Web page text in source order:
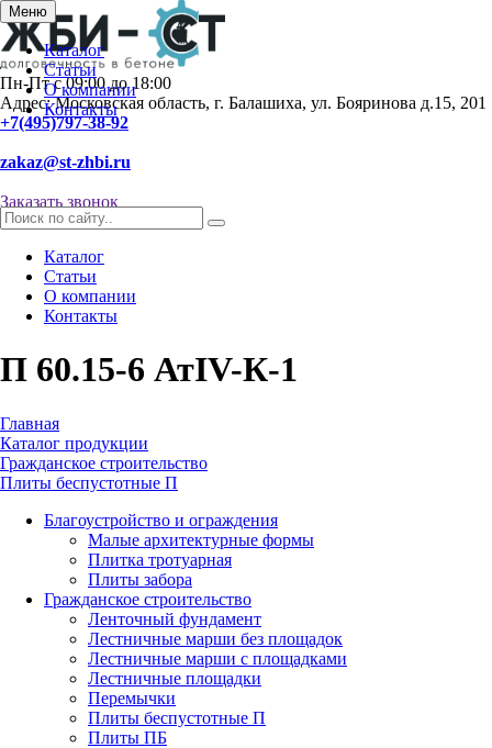
Меню
Каталог
Статьи
О компании
Контакты
Пн-Пт с 09:00 до 18:00
Адрес: Московская область, г. Балашиха, ул. Бояринова д.15, 201
+7(495)797-38-92
zakaz@st-zhbi.ru
Заказать звонок
Каталог
Статьи
О компании
Контакты
П 60.15-6 АтIV-К-1
Главная
Каталог продукции
Гражданское строительство
Плиты беспустотные П
Благоустройство и ограждения
Малые архитектурные формы
Плитка тротуарная
Плиты забора
Гражданское строительство
Ленточный фундамент
Лестничные марши без площадок
Лестничные марши с площадками
Лестничные площадки
Перемычки
Плиты беспустотные П
Плиты ПБ